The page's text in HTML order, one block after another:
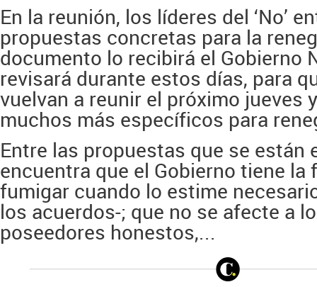
En la reunión, los líderes del ‘No’
propuestas concretas para la
documento lo recibirá el Gobierno
revisará durante estos días, para
vuelvan a reunir el próximo jueves
muchos más específicos para
Entre las propuestas que se están
encuentra que el Gobierno tiene la
fumigar cuando lo estime
los acuerdos-; que no se afecte a
poseedores honestos,...